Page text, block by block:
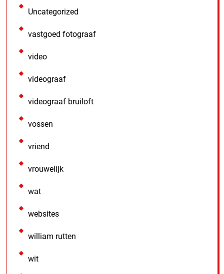
Uncategorized
vastgoed fotograaf
video
videograaf
videograaf bruiloft
vossen
vriend
vrouwelijk
wat
websites
william rutten
wit